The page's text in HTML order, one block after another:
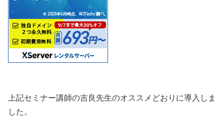
上記セミナー講師の吉良先生のオススメどおりに導入しま
した。